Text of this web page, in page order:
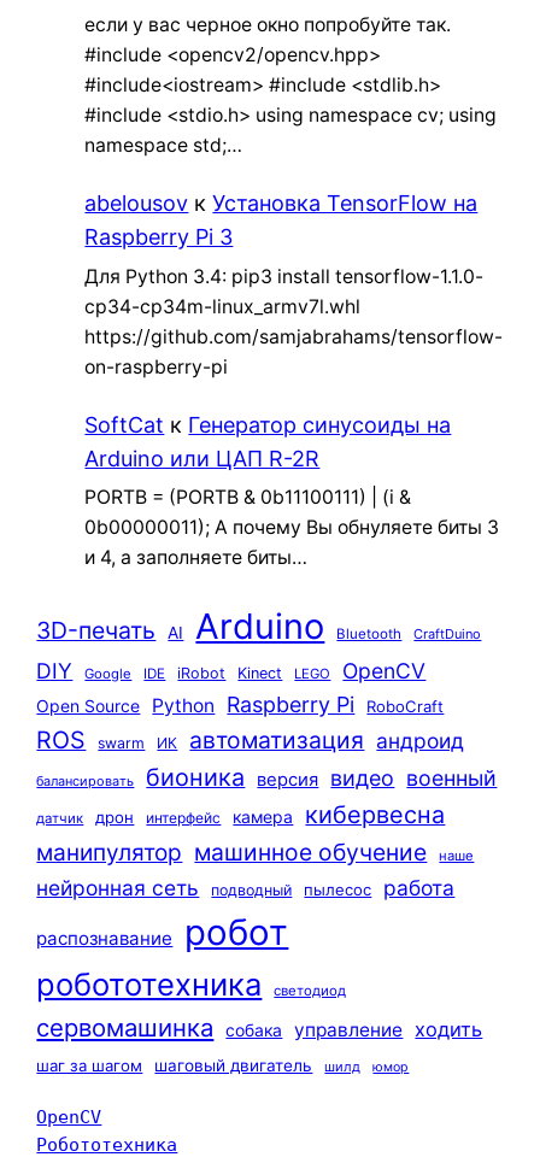
если у вас черное окно попробуйте так.
#include <opencv2/opencv.hpp>
#include<iostream> #include <stdlib.h>
#include <stdio.h> using namespace cv; using
namespace std;…
abelousov кУстановка TensorFlow на
Raspberry Pi 3
Для Python 3.4: pip3 install tensorflow-1.1.0-
cp34-cp34m-linux_armv7l.whl
https://github.com/samjabrahams/tensorflow-
on-raspberry-pi
SoftCat к Генератор синусоиды на
Arduino или ЦАП R-2R
PORTB = (PORTB & 0b11100111) | (i &
0b00000011); А почему Вы обнуляете биты 3
и 4, а заполняете биты…
3D-печать AI Arduino Bluetooth CraftDuino
DIY Google IDE iRobot Kinect LEGO OpenCV
Open Source Python Raspberry Pi RoboCraft
ROS swarm ИК автоматизация андроид
балансировать бионика версия видео военный
датчик дрон интерфейс камера кибервесна
манипулятор машинное обучение наше
нейронная сеть подводный пылесос работа
распознавание робот
робототехника светодиод
сервомашинка собака управление ходить
шаг за шагом шаговый двигатель шилд юмор
OpenCV
Робототехника